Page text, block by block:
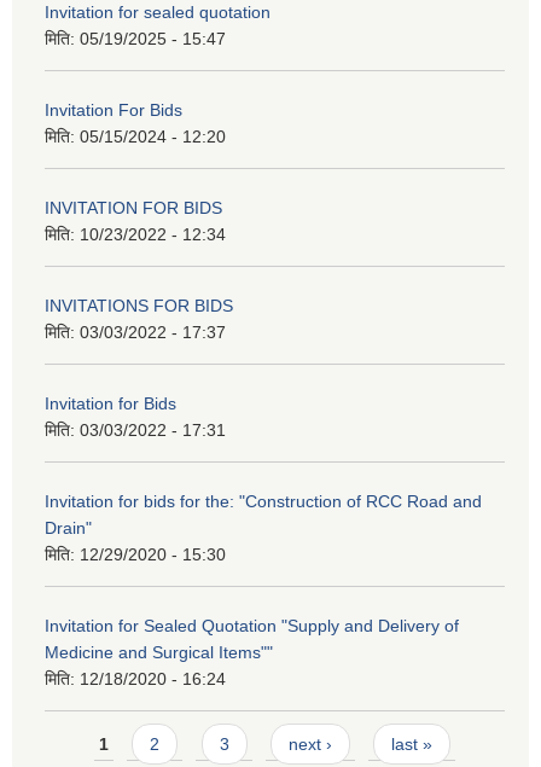
Invitation for sealed quotation
मिति: 05/19/2025 - 15:47
Invitation For Bids
मिति: 05/15/2024 - 12:20
INVITATION FOR BIDS
मिति: 10/23/2022 - 12:34
INVITATIONS FOR BIDS
मिति: 03/03/2022 - 17:37
Invitation for Bids
मिति: 03/03/2022 - 17:31
Invitation for bids for the: "Construction of RCC Road and
Drain"
मिति: 12/29/2020 - 15:30
Invitation for Sealed Quotation "Supply and Delivery of
Medicine and Surgical Items""
मिति: 12/18/2020 - 16:24
Pages
1 2 3 next › last »